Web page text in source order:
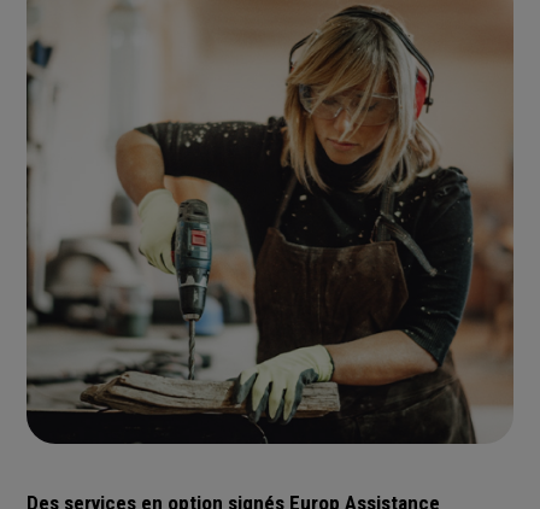
Des services en option signés Europ Assistance